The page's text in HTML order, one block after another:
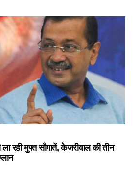
ला रही मुफ्त सौगातें, केजरीवाल की तीन